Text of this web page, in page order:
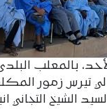
بالمعلب
تيرس زمور
السيد الشيخ التجاني